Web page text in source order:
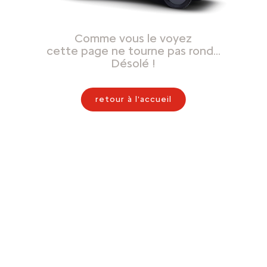
Comme vous le voyez
cette page ne tourne pas rond…
Désolé !
retour à l'accueil